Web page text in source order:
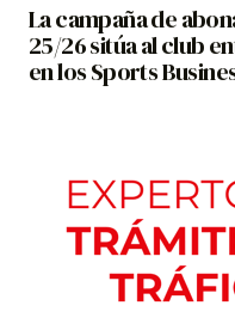
La campaña de
25/26 sitúa al club
en los Sports